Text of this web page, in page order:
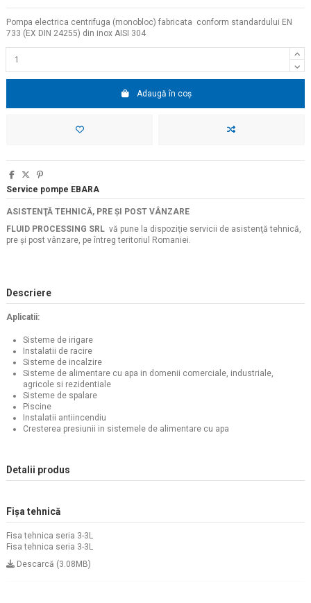
Pompa electrica centrifuga (monobloc) fabricata conform standardului EN
733 (EX DIN 24255) din inox AISI 304
Adaugă în coș
Service pompe EBARA
ASISTENŢĂ TEHNICĂ, PRE ŞI POST VÂNZARE
FLUID PROCESSING SRL vă pune la dispoziţie servicii de asistenţă tehnică,
pre şi post vânzare, pe întreg teritoriul Romaniei.
Descriere
Aplicatii:
Sisteme de irigare
Instalatii de racire
Sisteme de incalzire
Sisteme de alimentare cu apa in domenii comerciale, industriale,
agricole si rezidentiale
Sisteme de spalare
Piscine
Instalatii antiincendiu
Cresterea presiunii in sistemele de alimentare cu apa
Detalii produs
Fișa tehnică
Fisa tehnica seria 3-3L
Fisa tehnica seria 3-3L
Descarcă (3.08MB)